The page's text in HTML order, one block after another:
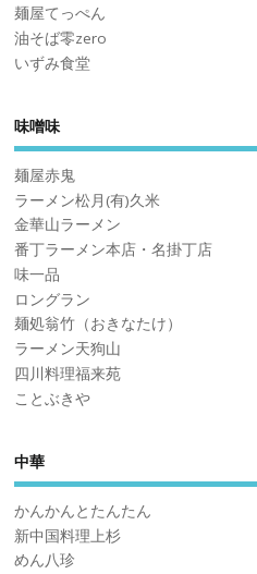
麺屋てっぺん
油そば零zero
いずみ食堂
味噌味
麺屋赤鬼
ラーメン松月(有)久米
金華山ラーメン
番丁ラーメン本店・名掛丁店
味一品
ロングラン
麺処翁竹（おきなたけ）
ラーメン天狗山
四川料理福来苑
ことぶきや
中華
かんかんとたんたん
新中国料理上杉
めん八珍